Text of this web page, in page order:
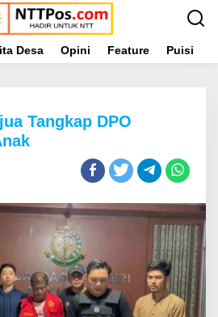
Desa Opini Feature Puisi
Tangkap DPO